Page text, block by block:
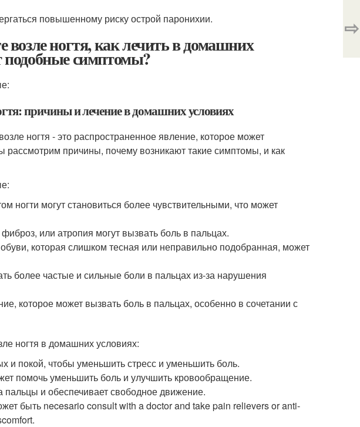
повышенному риску острой паронихии.
ногтя, как лечить в домашних
подобные симптомы?
причины и лечение в домашних условиях
ногтя - это распространенное явление, которое может
рассмотрим причины, почему возникают такие симптомы, и как
ногти могут становиться более чувствительными, что может
фиброз, или атропия могут вызвать боль в пальцах.
которая слишком тесная или неправильно подобранная, может
более частые и сильные боли в пальцах из-за нарушения
которое может вызвать боль в пальцах, особенно в сочетании с
ногтя в домашних условиях:
и покой, чтобы уменьшить стресс и уменьшить боль.
помочь уменьшить боль и улучшить кровообращение.
пальцы и обеспечивает свободное движение.
быть necesario consult with a doctor and take pain relievers or anti-
⇨